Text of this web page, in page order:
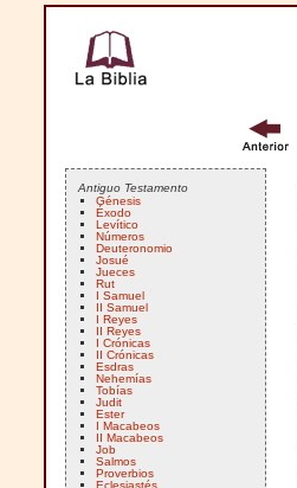
Antiguo Testamento
Génesis
Éxodo
Levítico
Números
Deuteronomio
Josué
Jueces
Rut
I Samuel
II Samuel
I Reyes
II Reyes
I Crónicas
II Crónicas
Esdras
Nehemías
Tobías
Judit
Ester
I Macabeos
II Macabeos
Job
Salmos
Proverbios
Eclesiastés